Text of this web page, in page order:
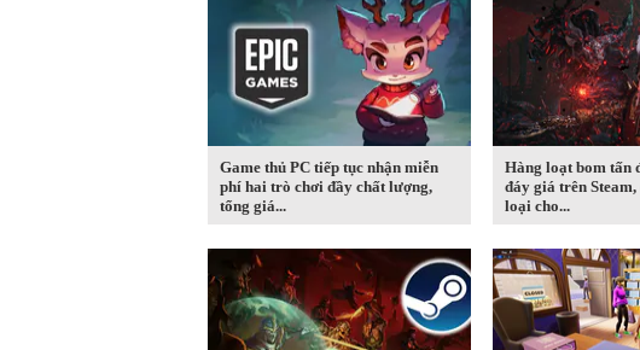
Game thủ PC tiếp tục nhận miễn
phí hai trò chơi đầy chất lượng,
tổng giá...
Hàng loạt bom tấn
đáy giá trên Steam,
loại cho...